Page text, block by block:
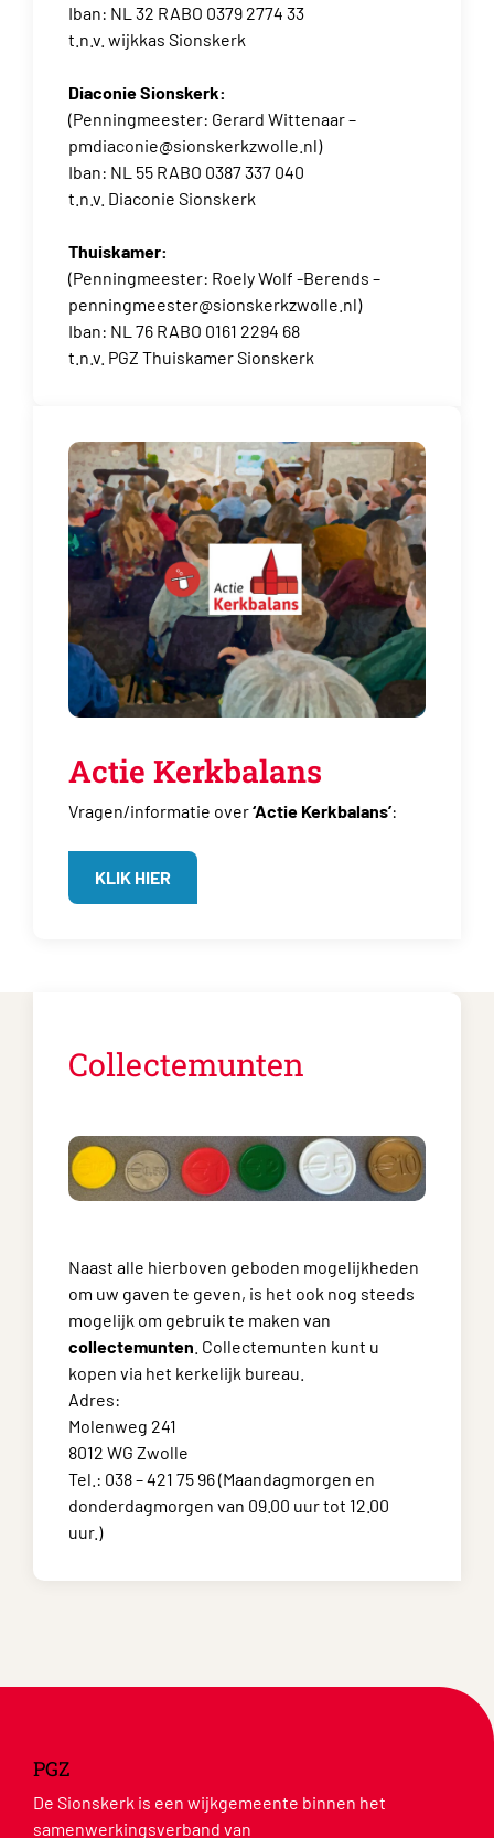
Iban: NL 32 RABO 0379 2774 33
t.n.v. wijkkas Sionskerk
Diaconie Sionskerk:
(Penningmeester: Gerard Wittenaar –
pmdiaconie@sionskerkzwolle.nl)
Iban: NL 55 RABO 0387 337 040
t.n.v. Diaconie Sionskerk
Thuiskamer:
(Penningmeester: Roely Wolf -Berends –
penningmeester@sionskerkzwolle.nl)
Iban: NL 76 RABO 0161 2294 68
t.n.v. PGZ Thuiskamer Sionskerk
Actie Kerkbalans
Vragen/informatie over‘Actie Kerkbalans’:
KLIK HIER
Collectemunten
Naast alle hierboven geboden mogelijkheden
om uw gaven te geven, is het ook nog steeds
mogelijk om gebruik te maken van
collectemunten . Collectemunten kunt u
kopen via het kerkelijk bureau.
Adres:
Molenweg 241
8012 WG Zwolle
Tel.: 038 – 421 75 96 (Maandagmorgen en
donderdagmorgen van 09.00 uur tot 12.00
uur.)
PGZ
De Sionskerk is een wijkgemeente binnen het
samenwerkingsverband van